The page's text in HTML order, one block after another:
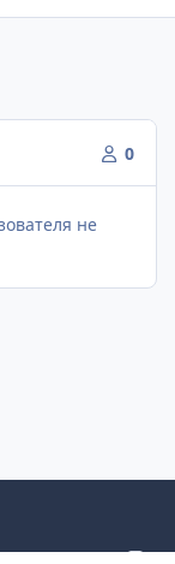
0
не
v